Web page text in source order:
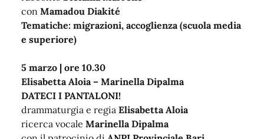
con Mamadou Diakité
Tematiche: migrazioni, accoglienza (scuola media
e superiore)
5 marzo | ore 10.30
Elisabetta Aloia – Marinella Dipalma
DATECI I PANTALONI!
drammaturgia e regia Elisabetta Aloia
ricerca vocale Marinella Dipalma